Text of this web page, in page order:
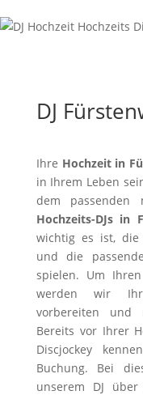
DJ
Ihre Hochzeit in
in Ihrem Leben
dem passenden
Hochzeits-DJs in
wichtig es ist, die
und die
spielen. Um
werden wir
vorbereiten und
Bereits vor Ihrer
Discjockey
Buchung. Bei
unserem DJ